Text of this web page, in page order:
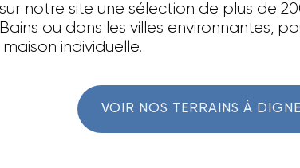
notre site une sélection de plus de
ou dans les villes environnantes,
individuelle.
VOIR NOS TERRAINS À